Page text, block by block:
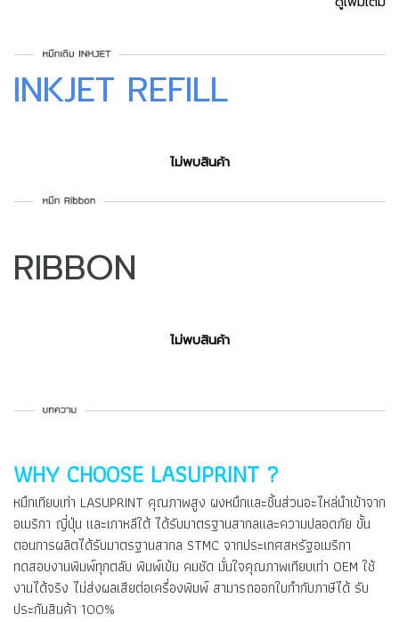
INKJET REFILL
ไม่พบสินค้า
RIBBON
ไม่พบสินค้า
WHY CHOOSE LASUPRINT ?
หมึกเทียบเท่า LASUPRINT คุณภาพสูง ผงหมึกและชิ้นส่วนอะไหล่นำเข้าจาก
อเมริกา ญี่ปุ่น และเกาหลีใต้ ได้รับมาตรฐานสากลและความปลอดภัย ขั้น
ตอนการผลิตได้รับมาตรฐานสากล STMC จากประเทศสหรัฐอเมริกา
ทดสอบงานพิมพ์ทุกตลับ พิมพ์เข้ม คมชัด มั่นใจคุณภาพเทียบเท่า OEM ใช้
งานได้จริง ไม่ส่งผลเสียต่อเครื่องพิมพ์ สามารถออกใบกำกับภาษีได้ รับ
ประกันสินค้า 100%